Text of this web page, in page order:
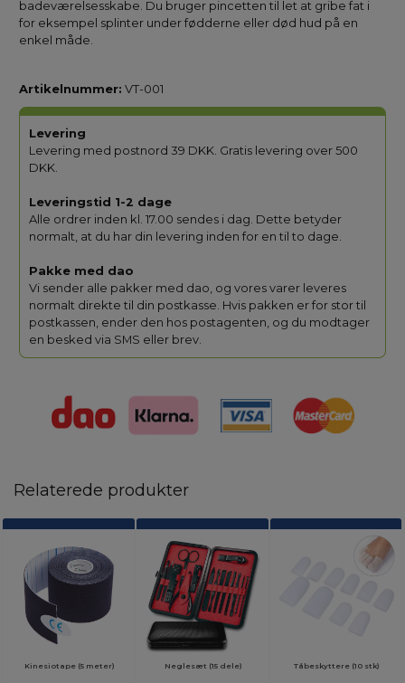
badeværelsesskabe. Du bruger pincetten til let at gribe fat i
for eksempel splinter under fødderne eller død hud på en
enkel måde.
Artikelnummer: VT-001
Levering
Levering med postnord 39 DKK. Gratis levering over 500
DKK.
Leveringstid 1-2 dage
Alle ordrer inden kl. 17.00 sendes i dag. Dette betyder
normalt, at du har din levering inden for en til to dage.
Pakke med dao
Vi sender alle pakker med dao, og vores varer leveres
normalt direkte til din postkasse. Hvis pakken er for stor til
postkassen, ender den hos postagenten, og du modtager
en besked via SMS eller brev.
Relaterede produkter
Kinesiotape (5 meter) Neglesæt (15 dele) Tåbeskyttere (10 stk)